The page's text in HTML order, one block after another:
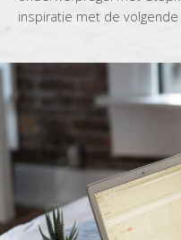
inspiratie met de volgende